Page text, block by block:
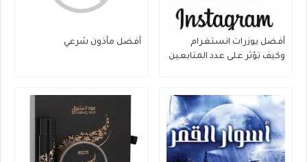
أفضل يوزرات انستغرام
وكيف تؤثر على عدد المتابعين
أفضل مأذون شرعي